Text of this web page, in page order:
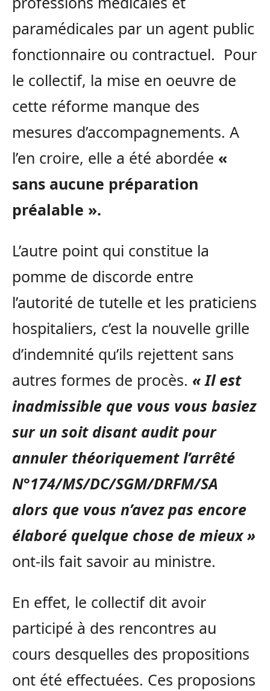
paramédicales par un agent public
fonctionnaire ou contractuel. Pour
le collectif, la mise en oeuvre de
cette réforme manque des
mesures d’accompagnements. A
l’en croire, elle a été abordée «
sans aucune préparation
préalable ».
L’autre point qui constitue la
pomme de discorde entre
l’autorité de tutelle et les praticiens
hospitaliers, c’est la nouvelle grille
d’indemnité qu’ils rejettent sans
autres formes de procès. « Il est
inadmissible que vous vous basiez
sur un soit disant audit pour
annuler théoriquement l’arrêté
N°174/MS/DC/SGM/DRFM/SA
alors que vous n’avez pas encore
élaboré quelque chose de mieux »
ont-ils fait savoir au ministre.
En effet, le collectif dit avoir
participé à des rencontres au
cours desquelles des propositions
ont été effectuées. Ces proposions